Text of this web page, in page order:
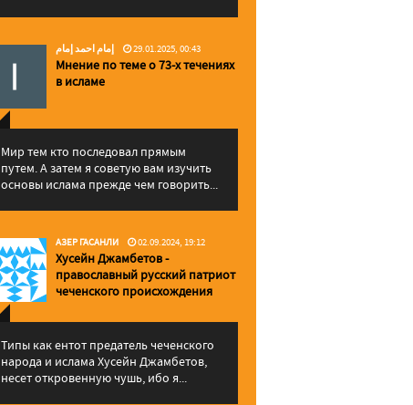
إمام احمد إمام 29.01.2025, 00:43
Мнение по теме о 73-х течениях
в исламе
Мир тем кто последовал прямым
путем. А затем я советую вам изучить
основы ислама прежде чем говорить...
АЗЕР ГАСАНЛИ 02.09.2024, 19:12
Хусейн Джамбетов -
православный русский патриот
чеченского происхождения
Типы как ентот предатель чеченского
народа и ислама Хусейн Джамбетов,
несет откровенную чушь, ибо я...